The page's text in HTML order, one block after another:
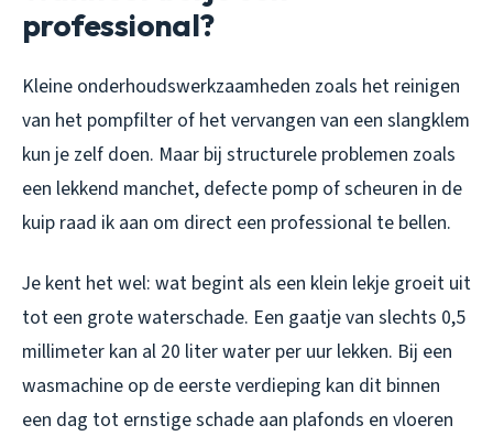
professional?
Kleine onderhoudswerkzaamheden zoals het reinigen
van het pompfilter of het vervangen van een slangklem
kun je zelf doen. Maar bij structurele problemen zoals
een lekkend manchet, defecte pomp of scheuren in de
kuip raad ik aan om direct een professional te bellen.
Je kent het wel: wat begint als een klein lekje groeit uit
tot een grote waterschade. Een gaatje van slechts 0,5
millimeter kan al 20 liter water per uur lekken. Bij een
wasmachine op de eerste verdieping kan dit binnen
een dag tot ernstige schade aan plafonds en vloeren